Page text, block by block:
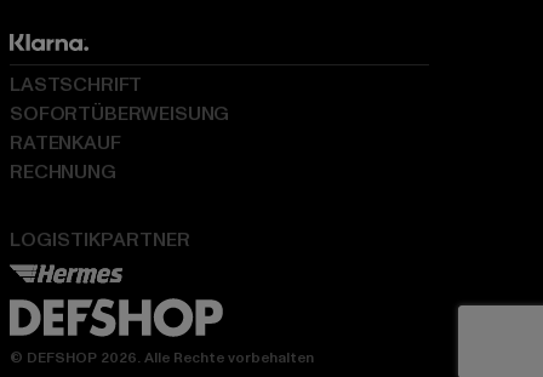
LOGISTIKPARTNER
LASTSCHRIFT
SOFORTÜBERWEISUNG
RATENKAUF
RECHNUNG
© DEFSHOP 2026. Alle Rechte vorbehalten